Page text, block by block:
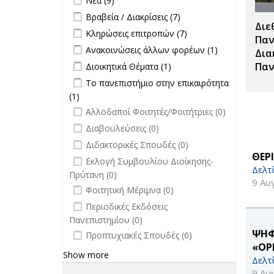
9
Σπουδές filter
Apply Βραβεία / Διακρίσεις filter
Βραβεία / Διακρίσεις (7)
Διακρίσεις
filter
Apply Κληρώσεις επιτροπών filter
Κληρώσεις επιτροπών (7)
επιτροπών
Apply Ανακοινώσεις άλλων φορέων
filter
Ανακοινώσεις άλλων φορέων (1)
Ανακοινώσεις
φορέων filter
Apply Διοικητικά Θέματα filter
Διοικητικά Θέματα (1)
Apply Το πανεπιστήμιο στην
επικαιρότητα filter
Το πανεπιστήμιο στην επικαιρότητα
(1)
επικαιρότητα filter
undefined
Αλλοδαποί Φοιτητές/Φοιτήτριες (0)
undefined
Διαβουλεύσεις (0)
undefined
Διδακτορικές Σπουδές (0)
undefined
Εκλογή Συμβουλίου Διοίκησης-
Πρύτανη (0)
undefined
Φοιτητική Μέριμνα (0)
undefined
Περιοδικές Εκδόσεις
Πανεπιστημίου (0)
undefined
Προπτυχιακές Σπουδές (0)
Show more